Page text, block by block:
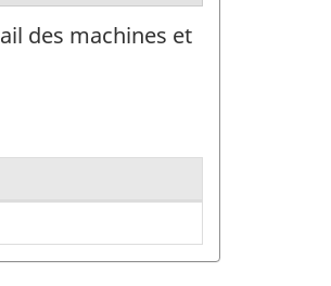
des machines et